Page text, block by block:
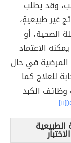
وقد يطلب
غير طبيعيةٍ،
الصحية، أو
الاعتماد
المرضية في حال
للعلاج كما
وظائف الكبد
[١٦]
الطبيعية